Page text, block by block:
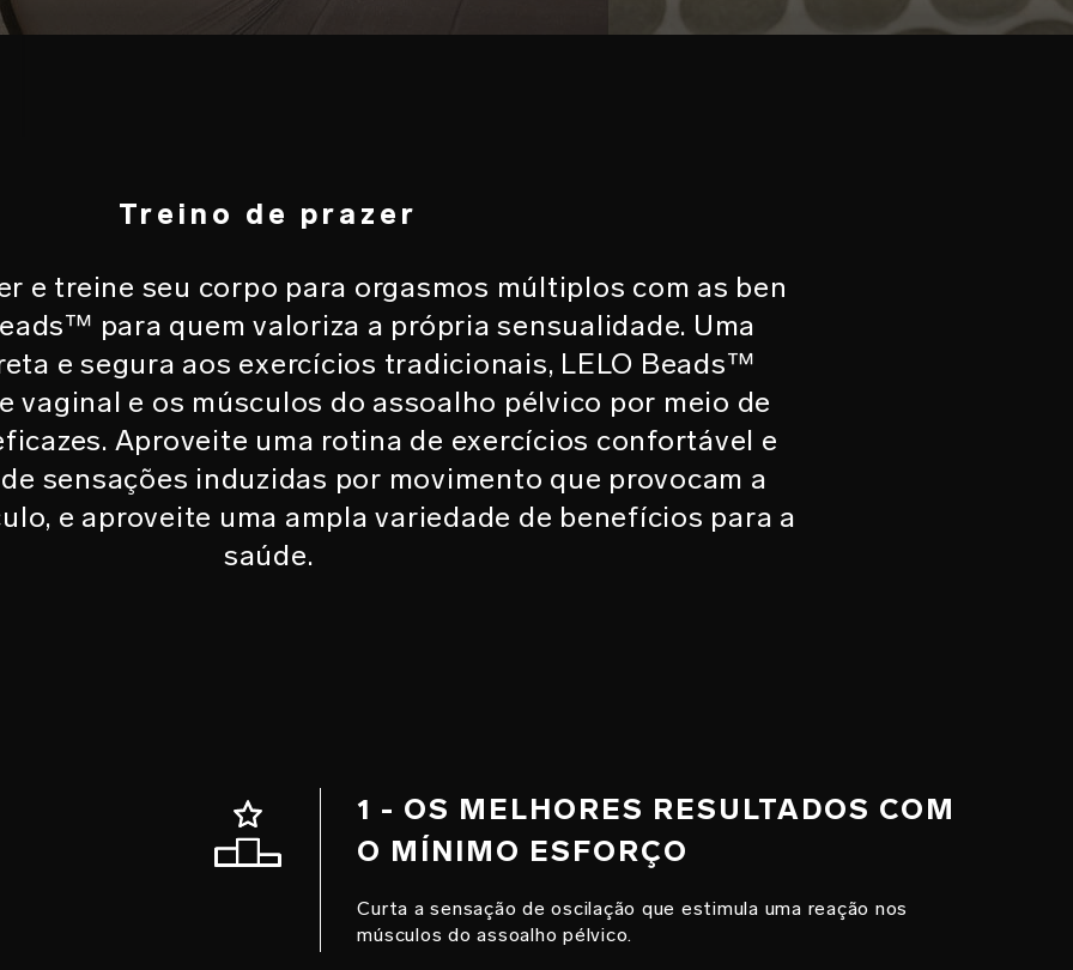
Treino de prazer
e treine seu corpo para orgasmos múltiplos com as ben
para quem valoriza a própria sensualidade. Uma
e segura aos exercícios tradicionais, LELO Beads™
vaginal e os músculos do assoalho pélvico por meio de
Aproveite uma rotina de exercícios confortável e
sensações induzidas por movimento que provocam a
e aproveite uma ampla variedade de benefícios para a
saúde.
1 - OS MELHORES RESULTADOS COM
O MÍNIMO ESFORÇO
Curta a sensação de oscilação que estimula uma reação nos
músculos do assoalho pélvico.